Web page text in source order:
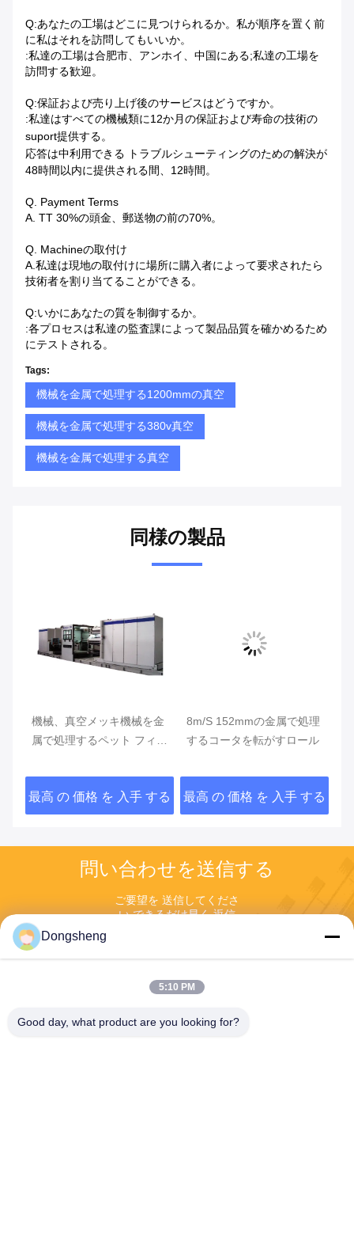
Q:あなたの工場はどこに見つけられるか。私が順序を置く前
に私はそれを訪問してもいいか。
:私達の工場は合肥市、アンホイ、中国にある;私達の工場を
訪問する歓迎。
Q:保証および売り上げ後のサービスはどうですか。
:私達はすべての機械類に12か月の保証および寿命の技術の
suport提供する。
応答は中利用できる
トラブルシューティングのための解決が
48時間以内に提供される間、12時間。
Q. Payment Terms
A. TT 30%の頭金、郵送物の前の70%。
Q. Machineの取付け
A.私達は現地の取付けに場所に購入者によって要求されたら
技術者を割り当てることができる。
Q:いかにあなたの質を制御するか。
:各プロセスは私達の監査課によって製品品質を確かめるため
にテストされる。
Tags:
機械を金属で処理する1200mmの真空
機械を金属で処理する380v真空
機械を金属で処理する真空
同様の製品
機械、真空メッキ機械を金
属で処理するペット フィル
最高 の 価格 を 入手 する
8m/S 152mmの金属で処理
するコータを転がすロール
最高 の 価格 を 入手 する
問い合わせを送信する
ご要望を 送信してくださ
い できるだけ早く 返信
Dongsheng
5:10 PM
Good day, what product are you looking for?